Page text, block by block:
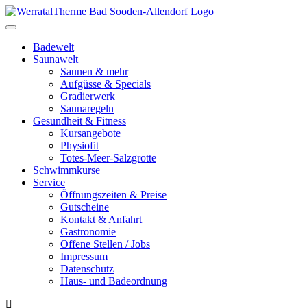
Toggle
navigationBadewelt
Saunawelt
Saunen & mehr
Aufgüsse & Specials
Gradierwerk
Saunaregeln
Gesundheit & Fitness
Kursangebote
Physiofit
Totes-Meer-Salzgrotte
Schwimmkurse
Service
Öffnungszeiten & Preise
Gutscheine
Kontakt & Anfahrt
Gastronomie
Offene Stellen / Jobs
Impressum
Datenschutz
Haus- und Badeordnung